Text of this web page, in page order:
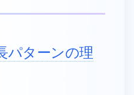
パターンの理